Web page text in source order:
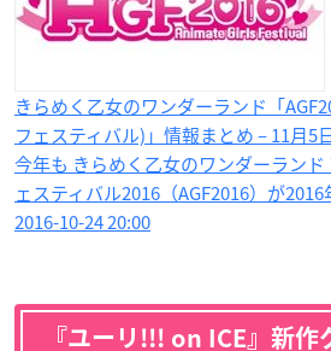
きらめく乙女のワンダーランド「
フェスティバル)」情報まとめ – 11月5
今年も きらめく乙女のワンダーラン
ェスティバル2016（AGF2016）が
2016-10-24 20:00
『ユーリ!!! on ICE』新作